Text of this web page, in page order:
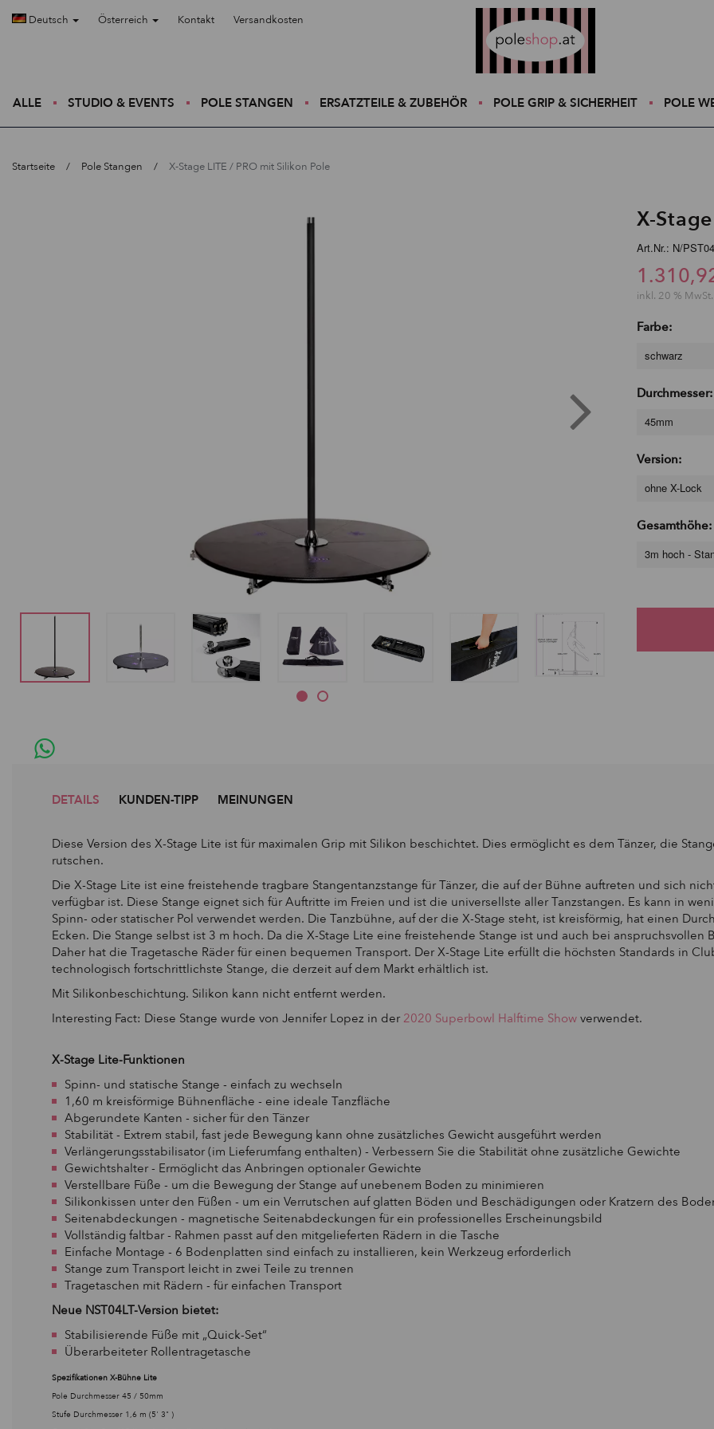
Deutsch Österreich Kontakt Versandkosten
ALLE STUDIO & EVENTS POLE STANGEN ERSATZTEILE & ZUBEHÖR POLE GRIP & SICHERHEIT POLE
Startseite Pole Stangen X-Stage LITE / PRO mit Silikon Pole
X-
Art.Nr.: N/
inkl. 20 %
Farbe:
schwarz
Durchmesser:
45mm
Version:
ohne X-Lock
Gesamthöhe:
3m hoch -
DETAILS KUNDEN-TIPP MEINUNGEN
Diese Version des X-Stage Lite ist für maximalen Grip mit Silikon beschichtet. Dies ermöglicht es dem Tänzer, die
rutschen.
Die X-Stage Lite ist eine freistehende tragbare Stangentanzstange für Tänzer, die auf der Bühne auftreten und sich
verfügbar ist. Diese Stange eignet sich für Auftritte im Freien und ist die universellste aller Tanzstangen. Es kann in
Spinn- oder statischer Pol verwendet werden. Die Tanzbühne, auf der die X-Stage steht, ist kreisförmig, hat einen
Ecken. Die Stange selbst ist 3 m hoch. Da die X-Stage Lite eine freistehende Stange ist und auch bei anspruchsvollen
Daher hat die Tragetasche Räder für einen bequemen Transport. Der X-Stage Lite erfüllt die höchsten Standards in
technologisch fortschrittlichste Stange, die derzeit auf dem Markt erhältlich ist.
Mit Silikonbeschichtung. Silikon kann nicht entfernt werden.
Interesting Fact: Diese Stange wurde von Jennifer Lopez in der 2020 Superbowl Halftime Show verwendet.
X-Stage Lite-Funktionen
Spinn- und statische Stange - einfach zu wechseln
1,60 m kreisförmige Bühnenfläche - eine ideale Tanzfläche
Abgerundete Kanten - sicher für den Tänzer
Stabilität - Extrem stabil, fast jede Bewegung kann ohne zusätzliches Gewicht ausgeführt werden
Verlängerungsstabilisator (im Lieferumfang enthalten) - Verbessern Sie die Stabilität ohne zusätzliche Gewichte
Gewichtshalter - Ermöglicht das Anbringen optionaler Gewichte
Verstellbare Füße - um die Bewegung der Stange auf unebenem Boden zu minimieren
Silikonkissen unter den Füßen - um ein Verrutschen auf glatten Böden und Beschädigungen oder Kratzern des
Seitenabdeckungen - magnetische Seitenabdeckungen für ein professionelles Erscheinungsbild
Vollständig faltbar - Rahmen passt auf den mitgelieferten Rädern in die Tasche
Einfache Montage - 6 Bodenplatten sind einfach zu installieren, kein Werkzeug erforderlich
Stange zum Transport leicht in zwei Teile zu trennen
Tragetaschen mit Rädern - für einfachen Transport
Neue NST04LT-Version bietet:
Stabilisierende Füße mit „Quick-Set“
Überarbeiteter Rollentragetasche
Spezifikationen X-Bühne Lite
Pole Durchmesser 45 / 50mm
Stufe Durchmesser 1,6 m (5' 3" )